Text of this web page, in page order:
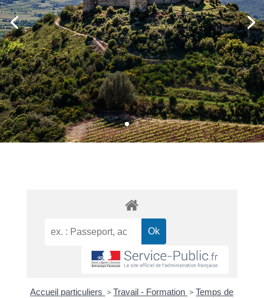
Accueil particuliers > Travail - Formation > Temps de